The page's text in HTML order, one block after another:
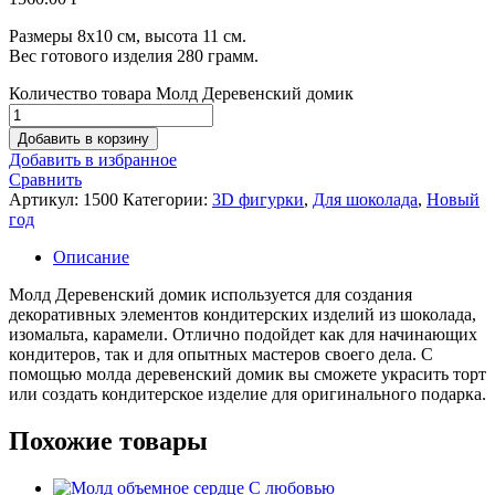
Размеры 8х10 см, высота 11 см.
Вес готового изделия 280 грамм.
Количество товара Молд Деревенский домик
Добавить в корзину
Добавить в избранное
Сравнить
Артикул: 1500 Категории: 3D фигурки, Для шоколада, Новый
год
Описание
Молд Деревенский домик используется для создания
декоративных элементов кондитерских изделий из шоколада,
изомальта, карамели. Отлично подойдет как для начинающих
кондитеров, так и для опытных мастеров своего дела. С
помощью молда деревенский домик вы сможете украсить торт
или создать кондитерское изделие для оригинального подарка.
Похожие товары